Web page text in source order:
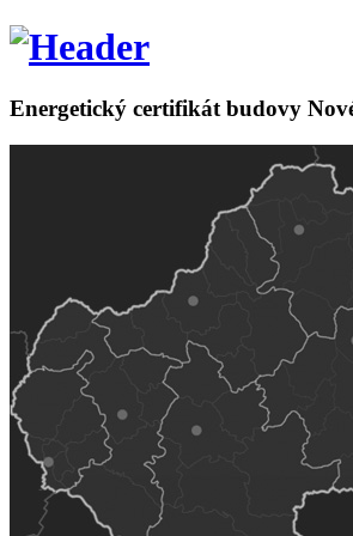
Energetický certifikát budovy